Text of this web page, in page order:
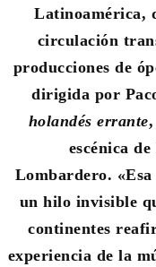
Latinoamérica,
circulación
producciones de
dirigida por
holandés errante
escénica
Lombardero. «Esa
un hilo invisible
continentes
experiencia de la